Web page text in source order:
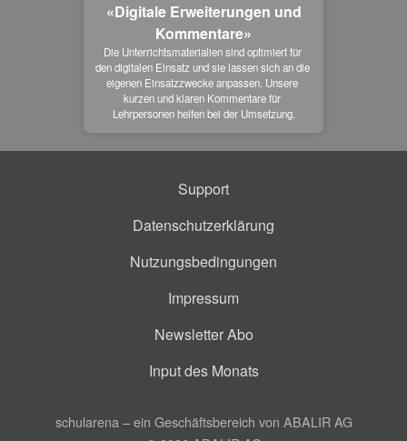
«Digitale Erweiterungen und
Kommentare»
Die Unterrichtsmaterialien sind optimiert für
den digitalen Einsatz und sie lassen sich an die
eigenen Einsatzzwecke anpassen. Unsere
kurzen und klaren Kommentare für
Lehrpersonen helfen bei der Umsetzung.
Support
Datenschutzerklärung
Nutzungsbedingungen
Impressum
Newsletter Abo
Input des Monats
schularena – ein Geschäftsbereich von ABALIR AG